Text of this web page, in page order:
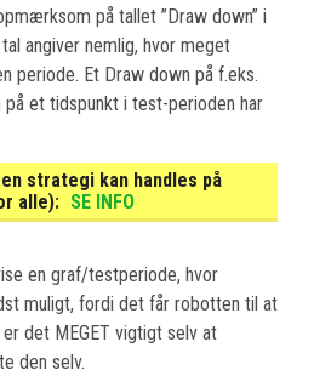
på tallet ”Draw down” i
angiver nemlig, hvor meget
periode. Et Draw down på f.eks.
et tidspunkt i test-perioden har
strategi kan handles på
alle): SE INFO
en graf/testperiode, hvor
muligt, fordi det får robotten til at
det MEGET vigtigt selv at
den selv.